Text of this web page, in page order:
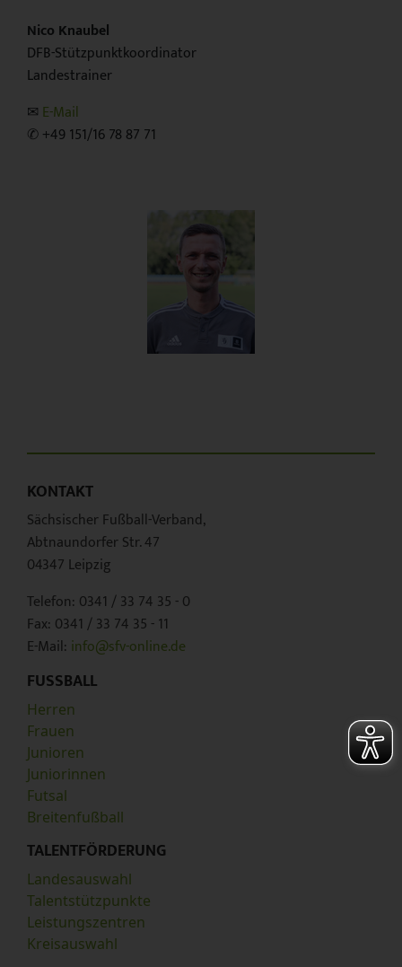
Nico Knaubel
DFB-Stützpunktkoordinator
Landestrainer
✉︎ E-Mail
✆ +49 151/16 78 87 71
KONTAKT
Sächsischer Fußball-Verband,
Abtnaundorfer Str. 47
04347 Leipzig
Telefon: 0341 / 33 74 35 - 0
Fax: 0341 / 33 74 35 - 11
E-Mail: info@sfv-online.de
FUSSBALL
Herren
Frauen
Junioren
Juniorinnen
Futsal
Breitenfußball
TALENTFÖRDERUNG
Landesauswahl
Talentstützpunkte
Leistungszentren
Kreisauswahl